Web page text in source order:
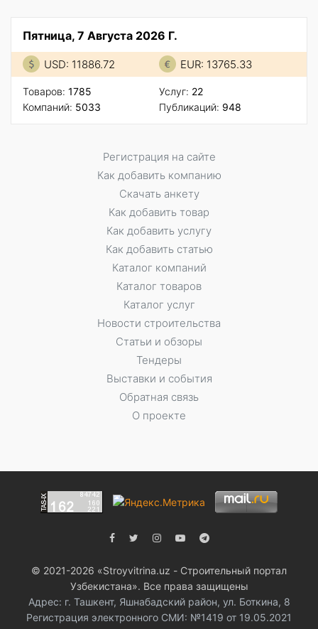
Пятница, 7 Августа 2026 Г.
USD: 11886.72 EUR: 13765.33
Товаров: 1785
Компаний: 5033
Услуг: 22
Публикаций: 948
Регистрация на сайте
Как добавить компанию
Скачать анкету
Как добавить товар
Как добавить услугу
Как добавить статью
Каталог компаний
Каталог товаров
Каталог услуг
Новости строительства
Статьи и обзоры
Тендеры
Выставки и события
Обратная связь
О проекте
© 2021-2026 «Stroyvitrina.uz - Строительный портал
Узбекистана». Все права защищены
Адрес: г. Ташкент, Яшнабадский район, ул. Боткина, 8
Регистрация электронного СМИ: №1419 от 19.05.2021